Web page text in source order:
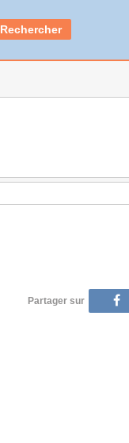
Rechercher
Partager sur